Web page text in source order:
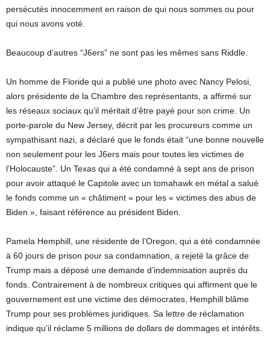
persécutés innocemment en raison de qui nous sommes ou pour
qui nous avons voté.
Beaucoup d’autres “J6ers” ne sont pas les mêmes sans Riddle.
Un homme de Floride qui a publié une photo avec Nancy Pelosi,
alors présidente de la Chambre des représentants, a affirmé sur
les réseaux sociaux qu’il méritait d’être payé pour son crime. Un
porte-parole du New Jersey, décrit par les procureurs comme un
sympathisant nazi, a déclaré que le fonds était “une bonne nouvelle
non seulement pour les J6ers mais pour toutes les victimes de
l’Holocauste”. Un Texas qui a été condamné à sept ans de prison
pour avoir attaqué le Capitole avec un tomahawk en métal a salué
le fonds comme un « châtiment » pour les « victimes des abus de
Biden », faisant référence au président Biden.
Pamela Hemphill, une résidente de l’Oregon, qui a été condamnée
à 60 jours de prison pour sa condamnation, a rejeté la grâce de
Trump mais a déposé une demande d’indemnisation auprès du
fonds. Contrairement à de nombreux critiques qui affirment que le
gouvernement est une victime des démocrates, Hemphill blâme
Trump pour ses problèmes juridiques. Sa lettre de réclamation
indique qu’il réclame 5 millions de dollars de dommages et intérêts.